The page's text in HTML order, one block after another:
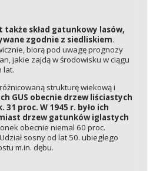
także skład gatunkowy lasów,
zgodnie z siedliskiem.
biorą pod uwagę prognozy
jakie zajdą w środowisku w ciągu
lat.
strukturę wiekową i
GUS obecnie drzew liściastych
proc. W 1945 r. było ich
drzew gatunków iglastych
obecnie niemal 60 proc.
sosny od lat 50. ubiegłego
m.in. dębu.